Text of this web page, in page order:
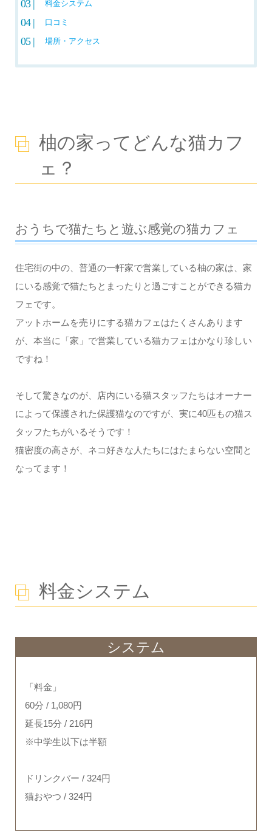
ねこカフェ猫八 – 青森県八戸市
料金システム
口コミ
場所・アクセス
柚の家ってどんな猫カフ
ェ？
おうちで猫たちと遊ぶ感覚の猫カフェ
住宅街の中の、普通の一軒家で営業している柚の家は、家
にいる感覚で猫たちとまったりと過ごすことができる猫カ
フェです。
アットホームを売りにする猫カフェはたくさんあります
が、本当に「家」で営業している猫カフェはかなり珍しい
ですね！
そして驚きなのが、店内にいる猫スタッフたちはオーナー
によって保護された保護猫なのですが、実に40匹もの猫ス
タッフたちがいるそうです！
猫密度の高さが、ネコ好きな人たちにはたまらない空間と
なってます！
料金システム
システム
「料金」
60分 / 1,080円
延長15分 / 216円
※中学生以下は半額
ドリンクバー / 324円
猫おやつ / 324円